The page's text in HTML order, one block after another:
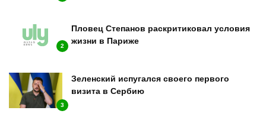
2
Пловец Степанов раскритиковал условия
жизни в Париже
3
Зеленский испугался своего первого
визита в Сербию